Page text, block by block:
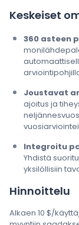
Keskeiset
360 asteen
Joustavat
ajoitus ja
Integroitu
Yhdistä
yksilöllisiin
Hinnoittelu
Alkaen 10 $/